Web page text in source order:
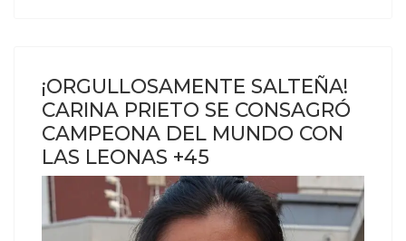
¡ORGULLOSAMENTE SALTEÑA!
CARINA PRIETO SE CONSAGRÓ
CAMPEONA DEL MUNDO CON
LAS LEONAS +45